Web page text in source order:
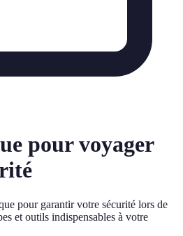
pour voyager
pour garantir votre sécurité lors de
et outils indispensables à votre